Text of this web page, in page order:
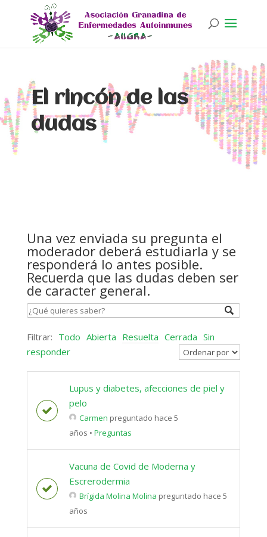
El rincón de las
dudas
Una vez enviada su pregunta el
moderador deberá estudiarla y se
responderá lo antes posible.
Recuerda que las dudas deben ser
de caracter general.
Filtrar: Todo Abierta Resuelta Cerrada Sin
responder
Lupus y diabetes, afecciones de piel y
pelo
Carmen preguntado hace 5
años • Preguntas
Vacuna de Covid de Moderna y
Escrerodermia
Brígida Molina Molina preguntado hace 5
años